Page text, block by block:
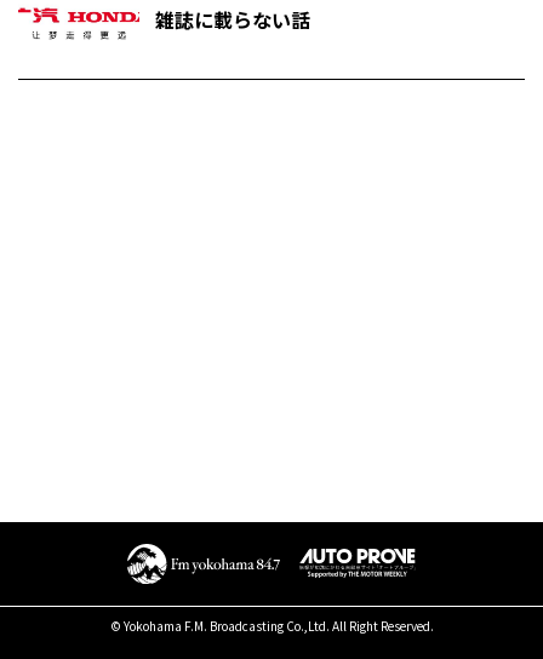
雑誌に載らない話
© Yokohama F.M. Broadcasting Co.,Ltd. All Right Reserved.